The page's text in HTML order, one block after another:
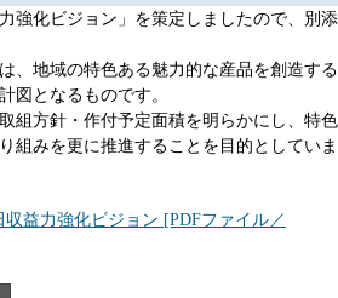
強化ビジョン」を策定しましたので、別添
、地域の特色ある魅力的な産品を創造する
図となるものです。
組方針・作付予定面積を明らかにし、特色
組みを更に推進することを目的としていま
益力強化ビジョン [PDFファイル／